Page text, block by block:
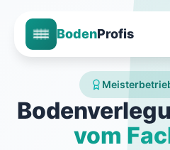
BodenProfis
vom